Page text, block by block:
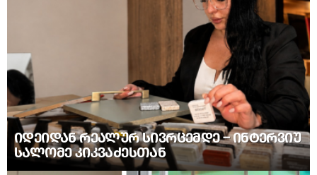
ᲘᲓᲔᲘᲓᲐᲜ ᲠᲔᲐᲚᲣᲠ ᲡᲘᲕᲠᲪᲔᲛᲓᲔ – ᲘᲜᲢᲔᲠᲕᲘᲣ
ᲡᲐᲚᲝᲛᲔ ᲙᲘᲙᲕᲐᲫᲔᲡᲗᲐᲜ